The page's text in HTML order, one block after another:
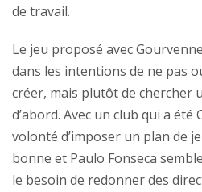
de travail.
Le jeu proposé avec
dans les intentions de ne pas
créer, mais plutôt de chercher
d’abord. Avec un club qui a été
volonté d’imposer un plan de
bonne et Paulo Fonseca
le besoin de redonner des